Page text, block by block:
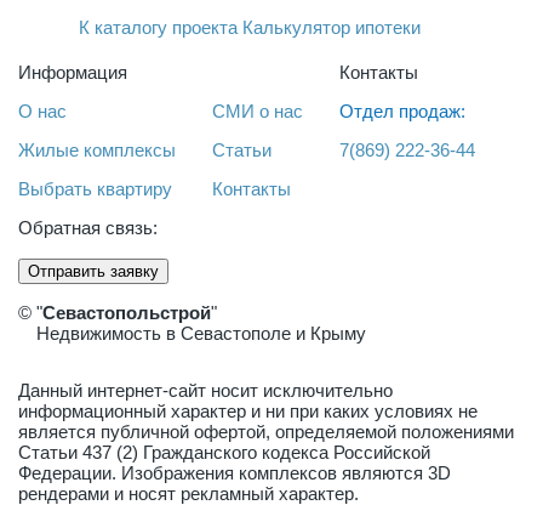
К каталогу проекта Калькулятор ипотеки
Информация
О нас
Жилые комплексы
Выбрать квартиру
СМИ о нас
Статьи
Контакты
Контакты
Отдел продаж:
7(869) 222-36-44
Обратная связь:
Отправить заявку
© "Севастопольстрой"
Недвижимость в Севастополе и Крыму
Данный интернет-сайт носит исключительно
информационный характер и ни при каких условиях не
является публичной офертой, определяемой положениями
Статьи 437 (2) Гражданского кодекса Российской
Федерации. Изображения комплексов являются 3D
рендерами и носят рекламный характер.